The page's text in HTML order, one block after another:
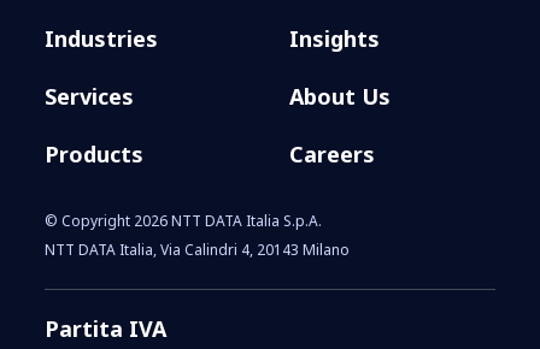
Industries
Services
Products
Insights
About Us
Careers
© Copyright 2026 NTT DATA Italia S.p.A.
NTT DATA Italia, Via Calindri 4, 20143 Milano
Partita IVA